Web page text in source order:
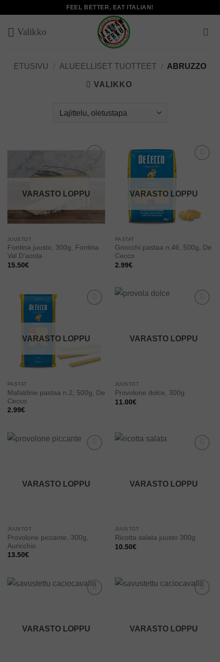
content
FEEL BETTER, EAT ITALIAN!
ETUSIVU / ALUEELLISET TUOTTEET / ABRUZZO
VALIKKO
wishlist
VARASTO LOPPU
JUUSTOT
Fontina juusto, 300g, Fontina
Val D’aosta
15.50€
VARASTO LOPPU
PASTAT
Gnocchi pastaa n.46, 500g, De
Cecco
2.99€
VARASTO LOPPU
PASTAT
Mafaldine pastaa n.2, 500g, De
Cecco
2.99€
VARASTO LOPPU
JUUSTOT
Provolone dolce, 300g
11.00€
VARASTO LOPPU
JUUSTOT
Provolone piccante, 300g,
Auricchio
13.50€
VARASTO LOPPU
JUUSTOT
Ricotta salata juusto 300g
10.50€
VARASTO LOPPU VARASTO LOPPU